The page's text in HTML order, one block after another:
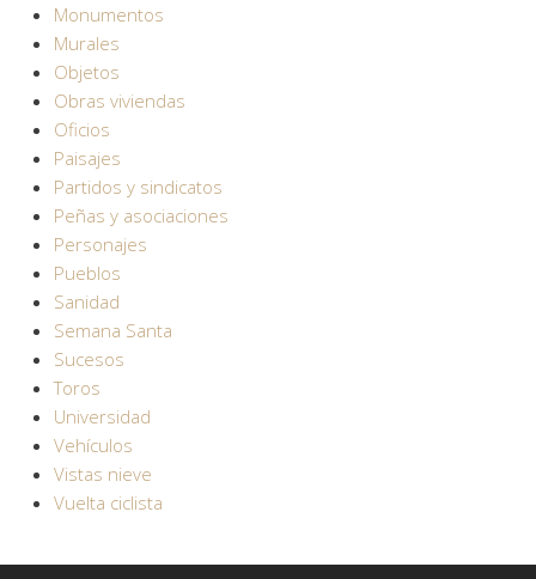
Monumentos
Murales
Objetos
Obras viviendas
Oficios
Paisajes
Partidos y sindicatos
Peñas y asociaciones
Personajes
Pueblos
Sanidad
Semana Santa
Sucesos
Toros
Universidad
Vehículos
Vistas nieve
Vuelta ciclista